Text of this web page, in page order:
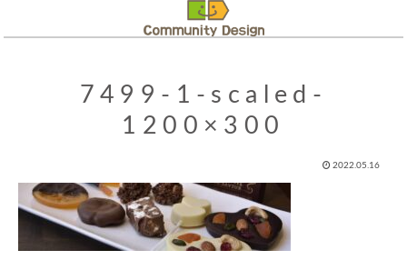
7499-1-scaled-
1200×300
2022.05.16